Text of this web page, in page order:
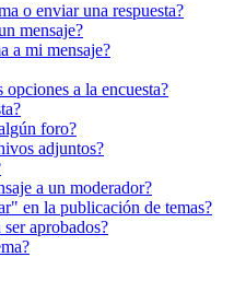
o enviar una respuesta?
mensaje?
a mi mensaje?
opciones a la encuesta?
foro?
adjuntos?
a un moderador?
en la publicación de temas?
aprobados?